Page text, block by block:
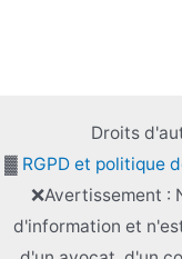
Droits
▓ RGPD et politique
❌Avertissement :
d'information et